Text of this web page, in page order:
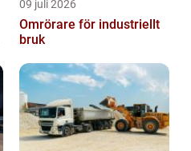
09 juli 2026
Omrörare för industriellt
bruk